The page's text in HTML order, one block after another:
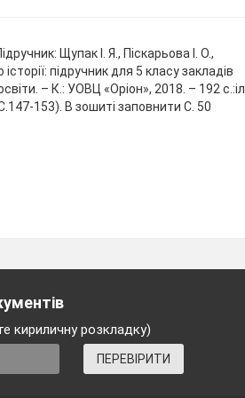
Щупак І. Я., Піскарьова І. О.,
підручник для 5 класу закладів
– К.: УОВЦ «Оріон», 2018. – 192 с.:іл.
153). В зошиті заповнити С. 50
кириличну розкладку)
ПЕРЕВІРИТИ